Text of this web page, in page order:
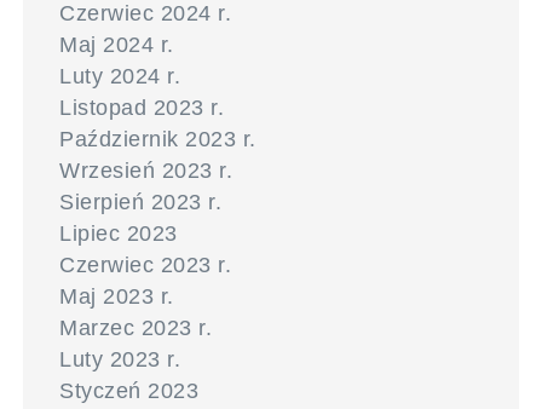
Czerwiec 2024 r.
Maj 2024 r.
Luty 2024 r.
Listopad 2023 r.
Październik 2023 r.
Wrzesień 2023 r.
Sierpień 2023 r.
Lipiec 2023
Czerwiec 2023 r.
Maj 2023 r.
Marzec 2023 r.
Luty 2023 r.
Styczeń 2023